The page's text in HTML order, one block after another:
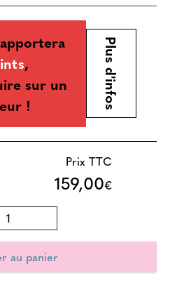
,
sur un
!
Plus d'infos
Prix TTC
159,00€